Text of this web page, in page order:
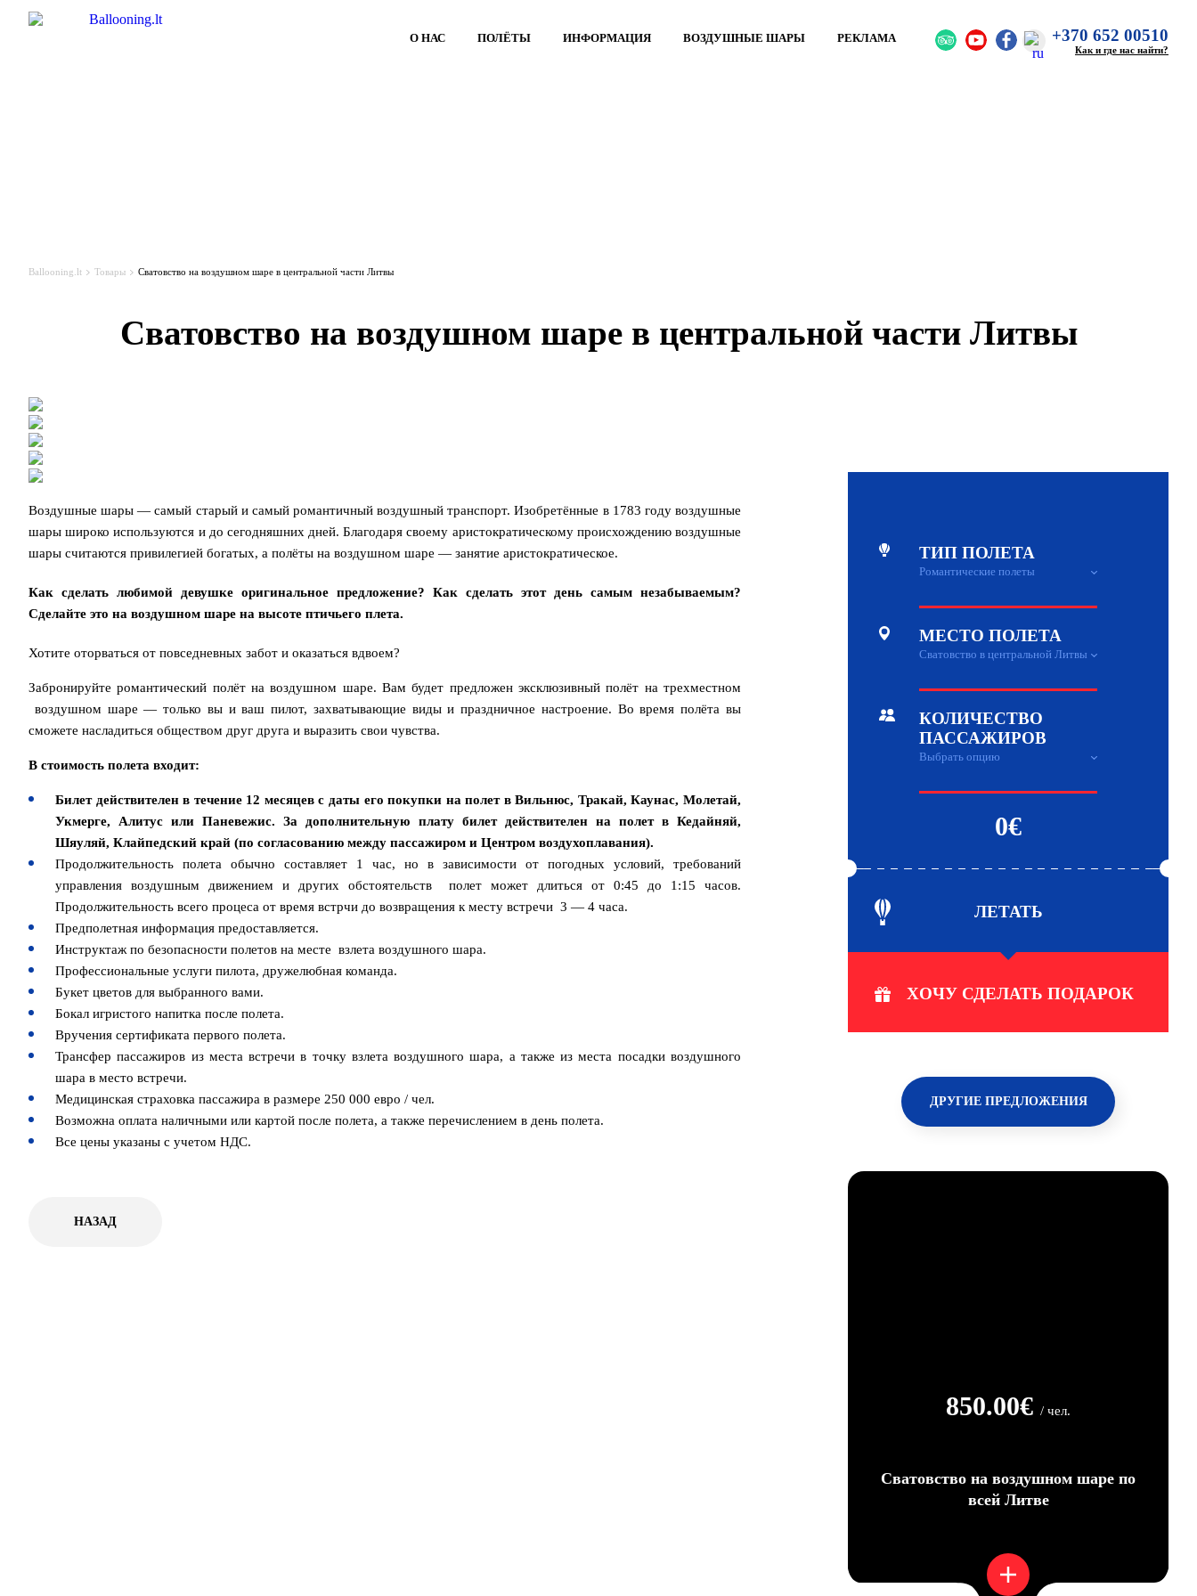
О НАС ПОЛЁТЫ ИНФОРМАЦИЯ BОЗДУШНЫЕ ШАРЫ РЕКЛАМА +370 652 00510
Как и где нас найти?
Ballooning.lt Товары Сватовство на воздушном шаре в центральной части Литвы
Сватовство на воздушном шаре в центральной части Литвы
Воздушные шары — самый старый и самый романтичный воздушный транспорт. Изобретённые в 1783 году воздушные
шары широко используются и до сегодняшних дней. Благодаря своему аристократическому происхождению воздушные
шары считаются привилегией богатых, а полёты на воздушном шаре — занятие аристократическое.
Как сделать любимой девушке оригинальное предложение? Как сделать этот день самым незабываемым?
Сделайте это на воздушном шаре на высоте птичьего плета.
Хотите оторваться от повседневных забот и оказаться вдвоем?
Забронируйте романтический полёт на воздушном шаре. Вам будет предложен эксклюзивный полёт на трехместном
воздушном шаре — только вы и ваш пилот, захватывающие виды и праздничное настроение. Во время полёта вы
сможете насладиться обществом друг друга и выразить свои чувства.
В стоимость полета входит:
Билет действителен в течение 12 месяцев с даты его покупки на полет в Вильнюс, Тракай, Каунас, Молетай,
Укмерге, Алитус или Паневежис. За дополнительную плату билет действителен на полет в Кедайняй,
Шяуляй, Клайпедский край (по согласованию между пассажиром и Центром воздухоплавания).
Продолжительность полета обычно составляет 1 час, но в зависимости от погодных условий, требований
управления воздушным движением и других обстоятельств полет может длиться от 0:45 до 1:15 часов.
Продолжительность всего процеса от время встрчи до возвращения к месту встречи 3 — 4 часа.
Предполетная информация предоставляется.
Инструктаж по безопасности полетов на месте взлета воздушного шара.
Профессиональные услуги пилота, дружелюбная команда.
Букет цветов для выбранного вами.
Бокал игристого напитка после полета.
Вручения сертификата первого полета.
Трансфер пассажиров из места встречи в точку взлета воздушного шара, а также из места посадки воздушного
шара в место встречи.
Медицинская страховка пассажира в размере 250 000 евро / чел.
Возможна оплата наличными или картой после полета, а также перечислением в день полета.
Все цены указаны с учетом НДС.
НАЗАД
ТИП ПОЛЕТА
МЕСТО ПОЛЕТА
КОЛИЧЕСТВО
ПАССАЖИРОВ
0€
ЛЕТАТЬ
XОЧУ СДЕЛАТЬ ПОДАРОК
ДРУГИЕ ПРЕДЛОЖЕНИЯ
Сватовство на воздушном шаре по
всей Литве
850.00€ / чел.